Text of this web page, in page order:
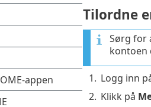
Tilordne
Sørg for
kontoen
1. Logg inn
2. Klikk på